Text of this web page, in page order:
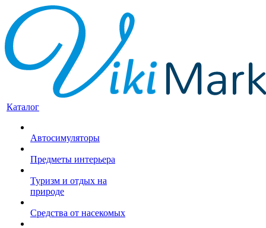
Каталог
Автосимуляторы
Предметы интерьера
Туризм и отдых на
природе
Средства от насекомых